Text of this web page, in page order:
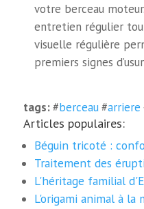
votre berceau
entretien régulier
visuelle régulière
premiers signes
tags:#berceau#arriere
Articles populaires:
Béguin tricoté :
Traitement des
L'héritage familial
L'origami animal à la